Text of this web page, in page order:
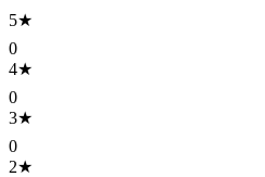
5★
0
4★
0
3★
0
2★